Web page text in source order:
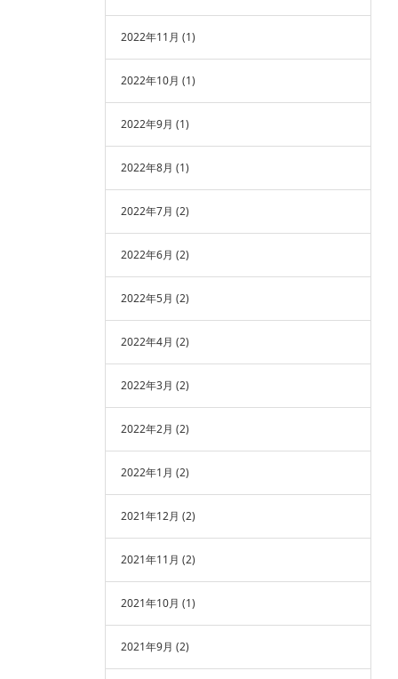
2022年11月 (1)
2022年10月 (1)
2022年9月 (1)
2022年8月 (1)
2022年7月 (2)
2022年6月 (2)
2022年5月 (2)
2022年4月 (2)
2022年3月 (2)
2022年2月 (2)
2022年1月 (2)
2021年12月 (2)
2021年11月 (2)
2021年10月 (1)
2021年9月 (2)